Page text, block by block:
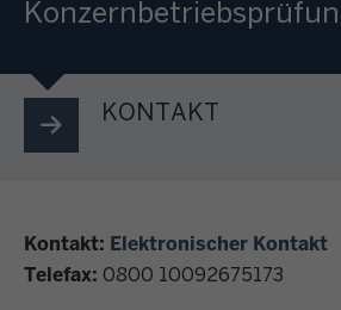
KONTAKT
Kontakt: Elektronischer Kontakt
Telefax: 0800 10092675173